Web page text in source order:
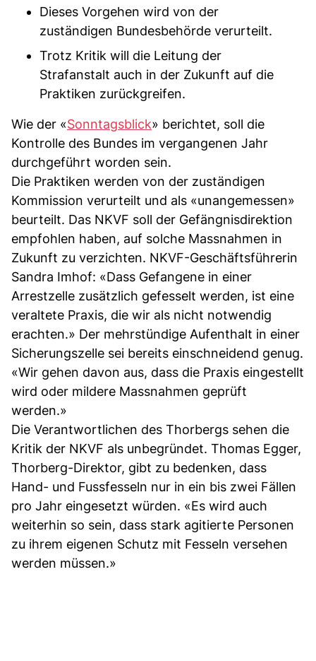
Dieses Vorgehen wird von der
zuständigen Bundesbehörde verurteilt.
Trotz Kritik will die Leitung der
Strafanstalt auch in der Zukunft auf die
Praktiken zurückgreifen.
Wie der «Sonntagsblick» berichtet, soll die
Kontrolle des Bundes im vergangenen Jahr
durchgeführt worden sein.
Die Praktiken werden von der zuständigen
Kommission verurteilt und als «unangemessen»
beurteilt. Das NKVF soll der Gefängnisdirektion
empfohlen haben, auf solche Massnahmen in
Zukunft zu verzichten. NKVF-Geschäftsführerin
Sandra Imhof: «Dass Gefangene in einer
Arrestzelle zusätzlich gefesselt werden, ist eine
veraltete Praxis, die wir als nicht notwendig
erachten.» Der mehrstündige Aufenthalt in einer
Sicherungszelle sei bereits einschneidend genug.
«Wir gehen davon aus, dass die Praxis eingestellt
wird oder mildere Massnahmen geprüft
werden.»
Die Verantwortlichen des Thorbergs sehen die
Kritik der NKVF als unbegründet. Thomas Egger,
Thorberg-Direktor, gibt zu bedenken, dass
Hand- und Fussfesseln nur in ein bis zwei Fällen
pro Jahr eingesetzt würden. «Es wird auch
weiterhin so sein, dass stark agitierte Personen
zu ihrem eigenen Schutz mit Fesseln versehen
werden müssen.»